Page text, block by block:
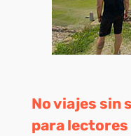
No viajes sin
para lectores